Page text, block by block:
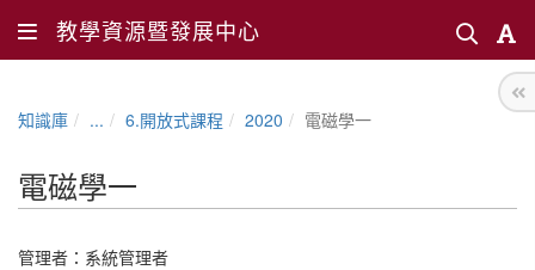
教學資源暨發展中心
知識庫 ... 6.開放式課程 2020 電磁學一
電磁學一
管理者： 系統管理者